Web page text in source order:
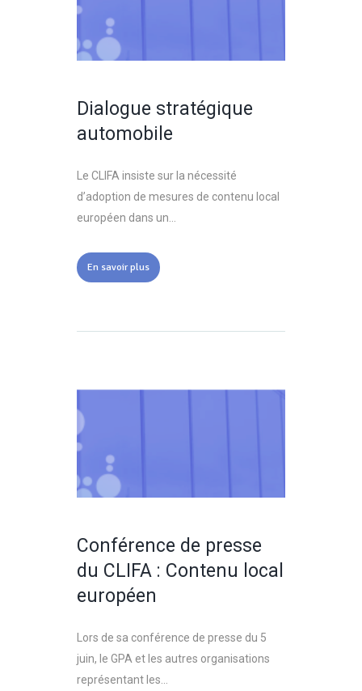
Dialogue stratégique
automobile
Le CLIFA insiste sur la nécessité
d’adoption de mesures de contenu local
européen dans un...
En savoir plus
Conférence de presse
du CLIFA : Contenu local
européen
Lors de sa conférence de presse du 5
juin, le GPA et les autres organisations
représentant les...